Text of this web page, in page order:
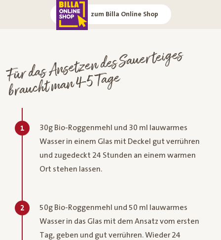
zum Billa Online Shop
Für das
Ansetzen des Sauerteiges
braucht
man 4-5 Tage
1
30g Bio-Roggenmehl und 30 ml lauwarmes
Wasser in einem Glas mit Deckel gut verrühren
und zugedeckt 24 Stunden an einem warmen
Ort stehen lassen.
2
50g Bio-Roggenmehl und 50 ml lauwarmes
Wasser in das Glas mit dem Ansatz vom ersten
Tag, geben und gut verrühren. Wieder 24